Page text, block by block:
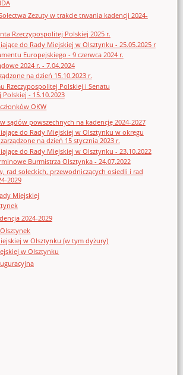
Zezuty w trakcie trwania kadencji 2024-
Rzeczypospolitej Polskiej 2025 r.
do Rady Miejskiej w Olsztynku - 25.05.2025 r
Europejskiego - 9 czerwca 2024 r.
2024 r. - 7.04.2024
na dzień 15.10.2023 r.
Rzeczypospolitej Polskiej i Senatu
- 15.10.2023
OKW
sądów powszechnych na kadencję 2024-2027
do Rady Miejskiej w Olsztynku w okręgu
na dzień 15 stycznia 2023 r.
do Rady Miejskiej w Olsztynku - 23.10.2022
Burmistrza Olsztynka - 24.07.2022
rad sołeckich, przewodniczących osiedli i rad
2029
Miejskiej
2024-2029
w Olsztynku (w tym dyżury)
w Olsztynku